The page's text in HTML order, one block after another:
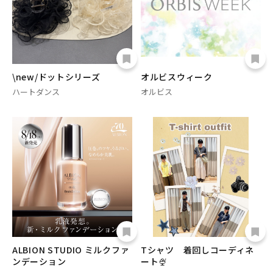
\new/ドットシリーズ
ハートダンス
オルビスウィーク
オルビス
ALBION STUDIO ミルクファ
ンデーション
Tシャツ 着回しコーディネ
ート🍨